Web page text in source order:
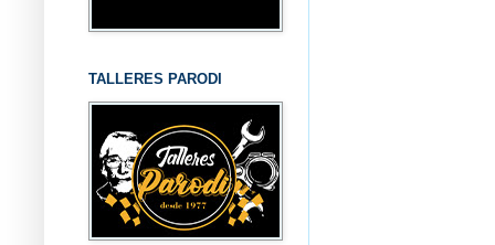
TALLERES PARODI